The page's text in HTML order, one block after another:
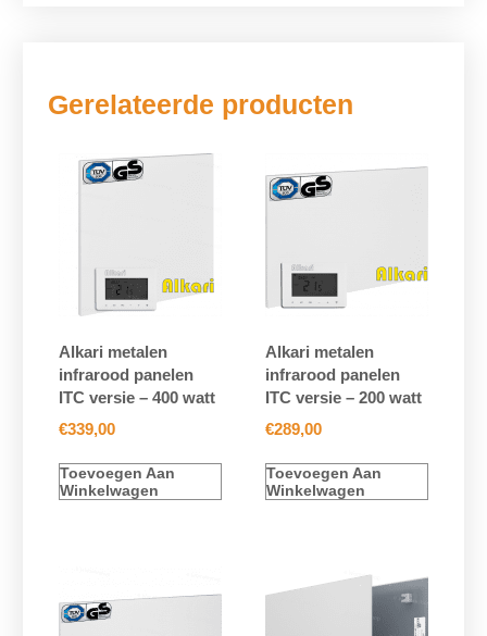
Gerelateerde producten
Alkari metalen
infrarood panelen
ITC versie – 400 watt
€339,00
Toevoegen Aan
Winkelwagen
Alkari metalen
infrarood panelen
ITC versie – 200 watt
€289,00
Toevoegen Aan
Winkelwagen